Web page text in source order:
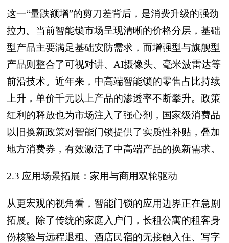
这一“量跌额增”的剪刀差背后，是消费升级的强劲
拉力。当前智能锁市场呈现清晰的价格分层，基础
型产品主要满足基础安防需求，而增强型与旗舰型
产品则整合了可视对讲、AI摄像头、毫米波雷达等
前沿技术。近年来，中高端智能锁的零售占比持续
上升，单价千元以上产品的渗透率不断攀升。政策
红利的释放也为市场注入了强心剂，国家级消费品
以旧换新政策对智能门锁提供了实质性补贴，叠加
地方消费券，有效激活了中高端产品的换新需求。
2.3 应用场景拓展：家用与商用双轮驱动
从更宏观的视角看，智能门锁的应用边界正在急剧
拓展。除了传统的家庭入户门，长租公寓的租客身
份核验与远程退租、酒店民宿的无接触入住、写字